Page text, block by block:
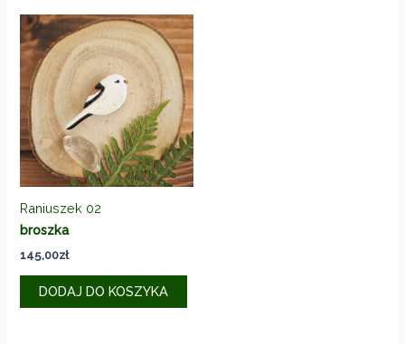
Raniuszek 02
broszka
145,00zł
DODAJ DO KOSZYKA